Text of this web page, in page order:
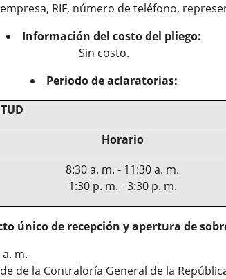
RIF, número de teléfono,
Información del costo del pliego:
Sin costo.
Periodo de aclaratorias:
Horario
8:30 a. m. - 11:30 a. m.
1:30 p. m. - 3:30 p. m.
único de recepción y apertura de
m.
de la Contraloría General de la